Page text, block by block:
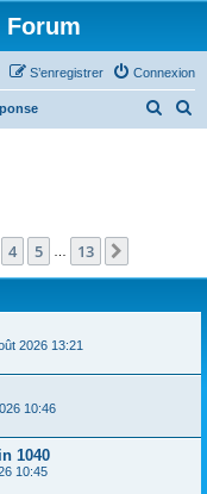
Connexion
S’enregistrer
c
c
4 5 13
2026 13:21
10:46
1040
10:45